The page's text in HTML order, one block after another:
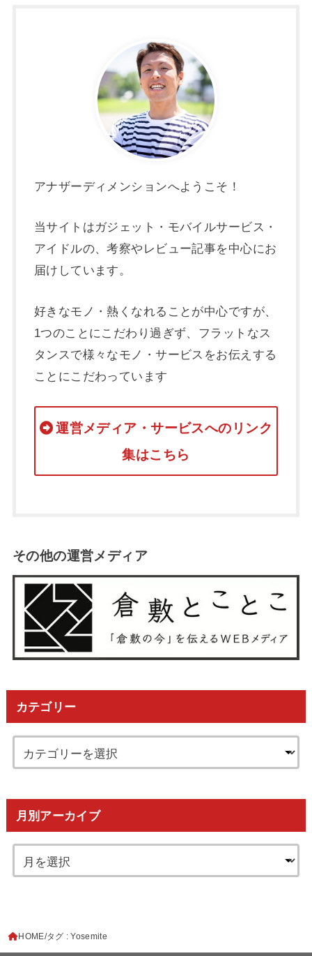
アナザーディメンションへようこそ！
当サイトはガジェット・モバイルサービス・
アイドルの、考察やレビュー記事を中心にお
届けしています。
好きなモノ・熱くなれることが中心ですが、
1つのことにこだわり過ぎず、フラットなス
タンスで様々なモノ・サービスをお伝えする
ことにこだわっています
運営メディア・サービスへのリンク
集はこちら
その他の運営メディア
カテゴリー
月別アーカイブ
HOME タグ : Yosemite